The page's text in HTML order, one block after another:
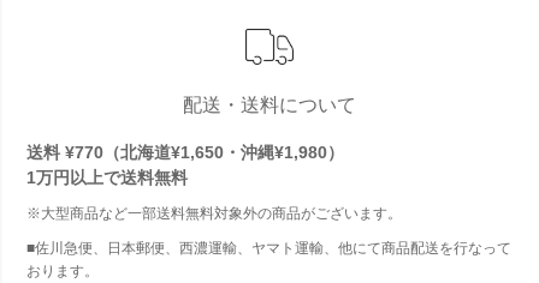
配送・送料について
送料 ¥770（北海道¥1,650・沖縄¥1,980）
1万円以上で送料無料
※大型商品など一部送料無料対象外の商品がございます。
■佐川急便、日本郵便、西濃運輸、ヤマト運輸、他にて商品配送を行なって
おります。